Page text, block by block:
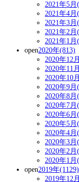
2021年5月
2021年4月
2021年3月
2021年2月
2021年1月
open2020年(813)
2020年12
2020年11
2020年10
2020年9月
2020年8月
2020年7月
2020年6月
2020年5月
2020年4月
2020年3月
2020年2月
2020年1月
open2019年(1129)
2019年12